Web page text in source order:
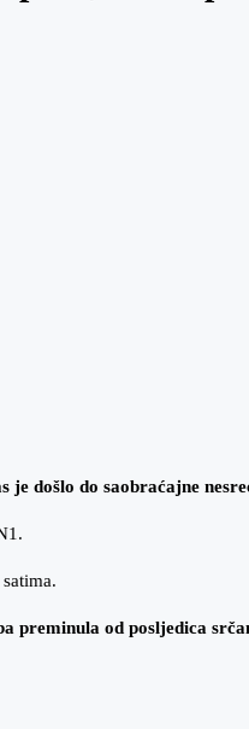
došlo do saobraćajne
od posljedica